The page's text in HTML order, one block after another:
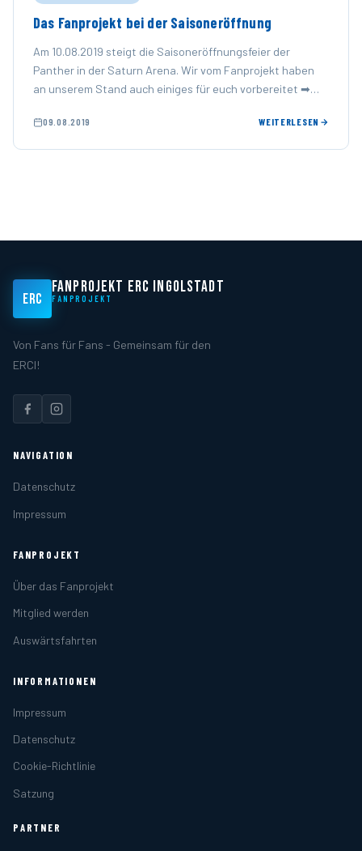
Das Fanprojekt bei der Saisoneröffnung
Am 10.08.2019 steigt die Saisoneröffnungsfeier der
Panther in der Saturn Arena. Wir vom Fanprojekt haben
an unserem Stand auch einiges für euch vorbereitet ➡
09.08.2019 WEITERLESEN
ERC
FANPROJEKT ERC INGOLSTADT
FANPROJEKT
Von Fans für Fans - Gemeinsam für den
ERCI!
NAVIGATION
Datenschutz
Impressum
FANPROJEKT
Über das Fanprojekt
Mitglied werden
Auswärtsfahrten
INFORMATIONEN
Impressum
Datenschutz
Cookie-Richtlinie
Satzung
PARTNER